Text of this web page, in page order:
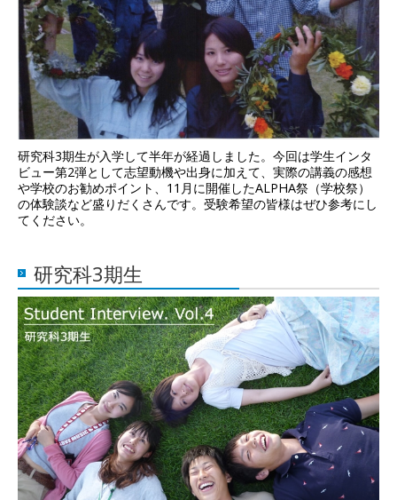
研究科3期生が入学して半年が経過しました。今回は学生インタ
ビュー第2弾として志望動機や出身に加えて、実際の講義の感想
や学校のお勧めポイント、11月に開催したALPHA祭（学校祭）
の体験談など盛りだくさんです。受験希望の皆様はぜひ参考にし
てください。
研究科3期生